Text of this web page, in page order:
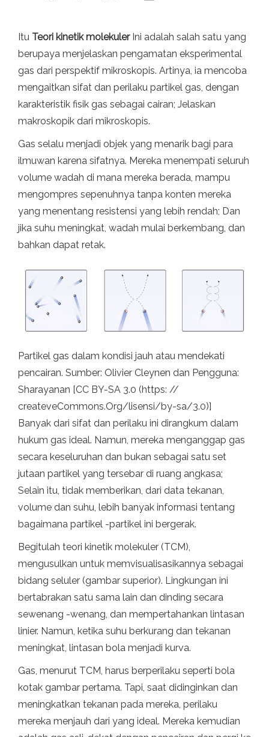
Itu Teori kinetik molekulerIni adalah salah satu yang
berupaya menjelaskan pengamatan eksperimental
gas dari perspektif mikroskopis. Artinya, ia mencoba
mengaitkan sifat dan perilaku partikel gas, dengan
karakteristik fisik gas sebagai cairan; Jelaskan
makroskopik dari mikroskopis.
Gas selalu menjadi objek yang menarik bagi para
ilmuwan karena sifatnya. Mereka menempati seluruh
volume wadah di mana mereka berada, mampu
mengompres sepenuhnya tanpa konten mereka
yang menentang resistensi yang lebih rendah; Dan
jika suhu meningkat, wadah mulai berkembang, dan
bahkan dapat retak.
Partikel gas dalam kondisi jauh atau mendekati
pencairan. Sumber: Olivier Cleynen dan Pengguna:
Sharayanan [CC BY-SA 3.0 (https: //
createveCommons.Org/lisensi/by-sa/3.0)]
Banyak dari sifat dan perilaku ini dirangkum dalam
hukum gas ideal. Namun, mereka menganggap gas
secara keseluruhan dan bukan sebagai satu set
jutaan partikel yang tersebar di ruang angkasa;
Selain itu, tidak memberikan, dari data tekanan,
volume dan suhu, lebih banyak informasi tentang
bagaimana partikel -partikel ini bergerak.
Begitulah teori kinetik molekuler (TCM),
mengusulkan untuk memvisualisasikannya sebagai
bidang seluler (gambar superior). Lingkungan ini
bertabrakan satu sama lain dan dinding secara
sewenang -wenang, dan mempertahankan lintasan
linier. Namun, ketika suhu berkurang dan tekanan
meningkat, lintasan bola menjadi kurva.
Gas, menurut TCM, harus berperilaku seperti bola
kotak gambar pertama. Tapi, saat didinginkan dan
meningkatkan tekanan pada mereka, perilaku
mereka menjauh dari yang ideal. Mereka kemudian